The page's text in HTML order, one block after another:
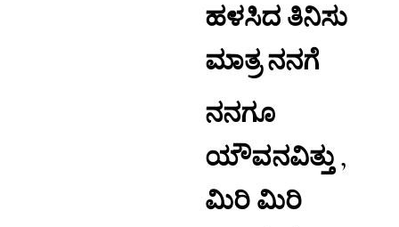
ಹಳಸಿದ ತಿನಿಸು
ಮಾತ್ರ ನನಗೆ
ನನಗೂ
ಯೌವನವಿತ್ತು ,
ಮಿರಿ ಮಿರಿ